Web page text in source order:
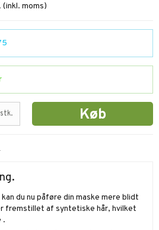
(inkl. moms)
stk. Køb
du nu påføre din maske mere blidt
fremstillet af syntetiske hår, hvilket
.